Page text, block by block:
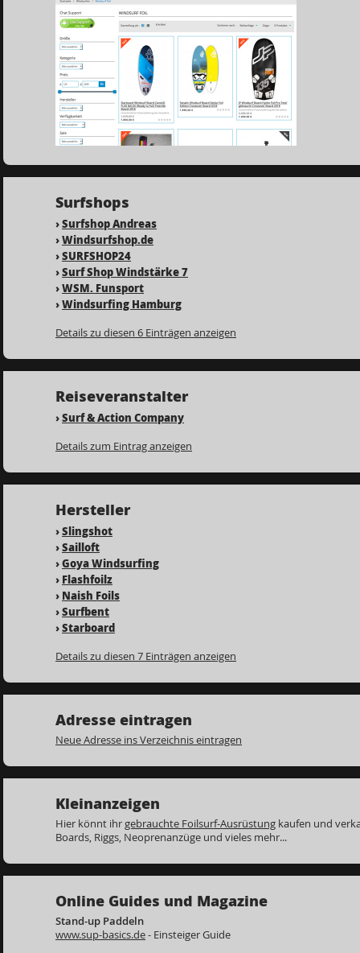
Surfshops
›Surfshop Andreas
›Windsurfshop.de
›SURFSHOP24
›Surf Shop Windstärke 7
›WSM. Funsport
›Windsurfing Hamburg
Details zu diesen 6 Einträgen anzeigen
Reiseveranstalter
›Surf & Action Company
Details zum Eintrag anzeigen
Hersteller
›Slingshot
›Sailloft
›Goya Windsurfing
› Flashfoilz
› Naish Foils
›Surfbent
›Starboard
Details zu diesen 7 Einträgen anzeigen
Adresse eintragen
Neue Adresse ins Verzeichnis eintragen
Kleinanzeigen
Hier könnt ihrgebrauchte Foilsurf-Ausrüstung kaufen und
Boards, Riggs, Neoprenanzüge und vieles mehr...
Online Guides und Magazine
Stand-up Paddeln
www.sup-basics.de- Einsteiger Guide